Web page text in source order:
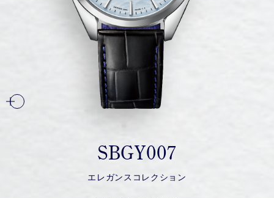
SBGY007
エレガンスコレクション